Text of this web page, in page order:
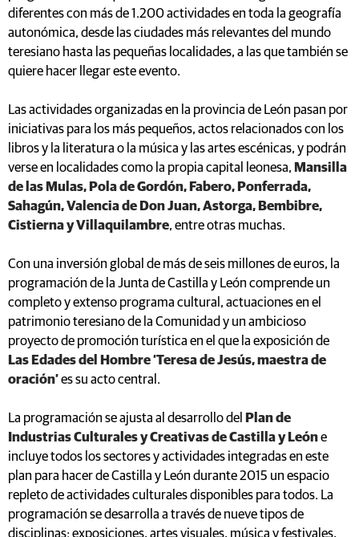
diferentes con más de 1.200 actividades en toda la geografía
autonómica, desde las ciudades más relevantes del mundo
teresiano hasta las pequeñas localidades, a las que también se
quiere hacer llegar este evento.
Las actividades organizadas en la provincia de León pasan por
iniciativas para los más pequeños, actos relacionados con los
libros y la literatura o la música y las artes escénicas, y podrán
verse en localidades como la propia capital leonesa, Mansilla
de las Mulas, Pola de Gordón, Fabero, Ponferrada,
Sahagún, Valencia de Don Juan, Astorga, Bembibre,
Cistierna y Villaquilambre, entre otras muchas.
Con una inversión global de más de seis millones de euros, la
programación de la Junta de Castilla y León comprende un
completo y extenso programa cultural, actuaciones en el
patrimonio teresiano de la Comunidad y un ambicioso
proyecto de promoción turística en el que la exposición de
Las Edades del Hombre ‘Teresa de Jesús, maestra de
oración’es su acto central.
La programación se ajusta al desarrollo del
Plan de
Industrias Culturales y Creativas de Castilla y Leóne
incluye todos los sectores y actividades integradas en este
plan para hacer de Castilla y León durante 2015 un espacio
repleto de actividades culturales disponibles para todos. La
programación se desarrolla a través de nueve tipos de
disciplinas: exposiciones, artes visuales, música y festivales,